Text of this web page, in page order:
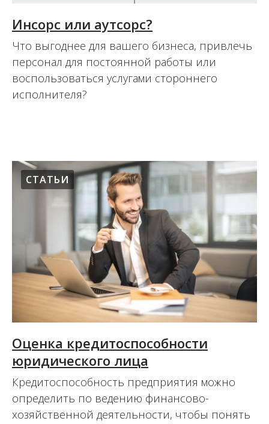
Инсорс или аутсорс?
Что выгоднее для вашего бизнеса, привлечь
персонал для постоянной работы или
воспользоваться услугами стороннего
исполнителя?
СТАТЬИ
Оценка кредитоспособности
юридического лица
Кредитоспособность предприятия можно
определить по ведению финансово-
хозяйственной деятельности, чтобы понять